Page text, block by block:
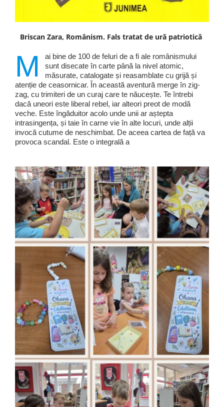
Briscan Zara, Românism. Fals tratat de ură patriotică
M
ai bine de 100 de feluri de a fi ale românismului
sunt disecate în carte până la nivel atomic,
măsurate, catalogate și reasamblate cu grijă și
atenție de ceasornicar. În această aventură merge în zig-
zag, cu trimiteri de un curaj care te năucește. Te întrebi
dacă uneori este liberal rebel, iar alteori preot de modă
veche. Este îngăduitor acolo unde unii ar aștepta
intrasingența, și taie în carne vie în alte locuri, unde alții
invocă cutume de neschimbat. De aceea cartea de față va
provoca scandal. Este o integrală a